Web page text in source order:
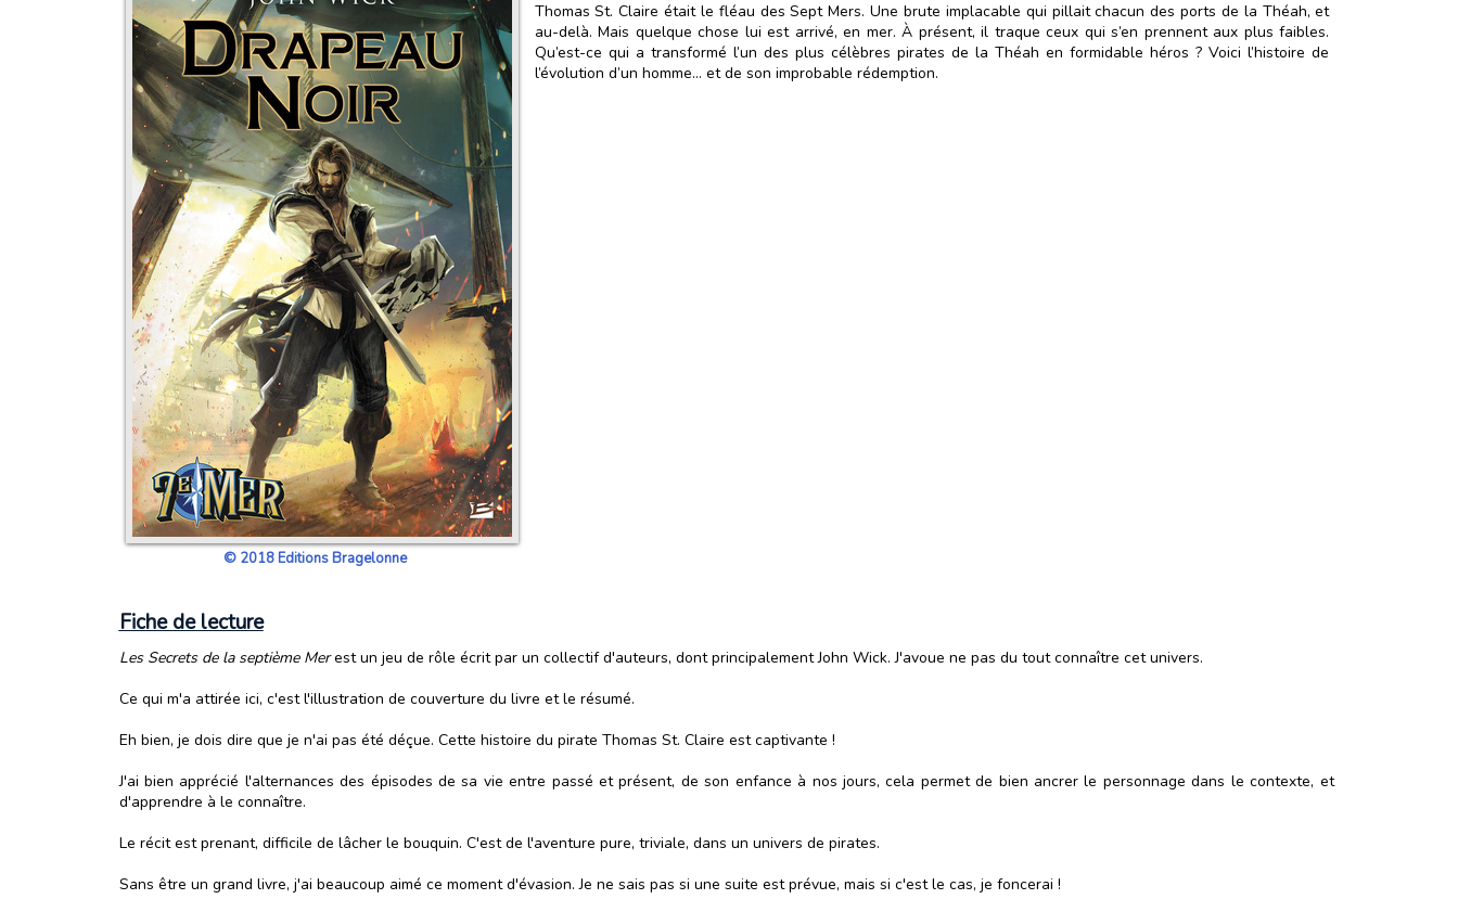
© 2018 Editions Bragelonne
Thomas St. Claire était le fléau des Sept Mers. Une brute implacable qui pillait chacun des ports de la Théah, et
au-delà. Mais quelque chose lui est arrivé, en mer. À présent, il traque ceux qui s’en prennent aux plus faibles.
Qu’est-ce qui a transformé l’un des plus célèbres pirates de la Théah en formidable héros ? Voici l’histoire de
l’évolution d’un homme… et de son improbable rédemption.
Fiche de lecture
Les Secrets de la septième Merest un jeu de rôle écrit par un collectif d'auteurs, dont principalement John Wick. J'avoue ne pas du tout connaître cet univers.
Ce qui m'a attirée ici, c'est l'illustration de couverture du livre et le résumé.
Eh bien, je dois dire que je n'ai pas été déçue. Cette histoire du pirate Thomas St. Claire est captivante !
J'ai bien apprécié l'alternances des épisodes de sa vie entre passé et présent, de son enfance à nos jours, cela permet de bien ancrer le personnage dans le contexte, et
d'apprendre à le connaître.
Le récit est prenant, difficile de lâcher le bouquin. C'est de l'aventure pure, triviale, dans un univers de pirates.
Sans être un grand livre, j'ai beaucoup aimé ce moment d'évasion. Je ne sais pas si une suite est prévue, mais si c'est le cas, je foncerai !